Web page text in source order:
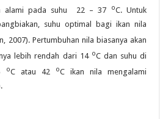
alami pada suhu 22 – 37
oC. Untuk
suhu optimal bagi ikan nila
2007). Pertumbuhan nila biasanya akan
lebih rendah dari 14 oC dan suhu di
oC atau 42 oC ikan nila mengalami